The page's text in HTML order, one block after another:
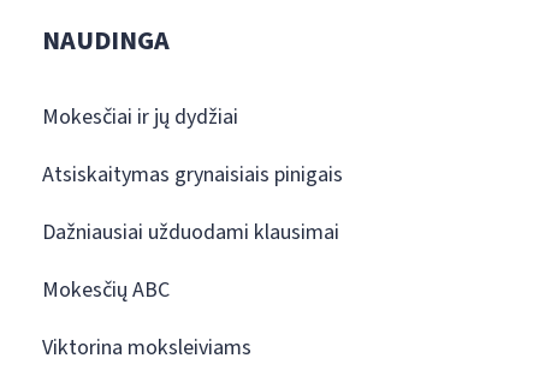
NAUDINGA
Mokesčiai ir jų dydžiai
Atsiskaitymas grynaisiais pinigais
Dažniausiai užduodami klausimai
Mokesčių ABC
Viktorina moksleiviams